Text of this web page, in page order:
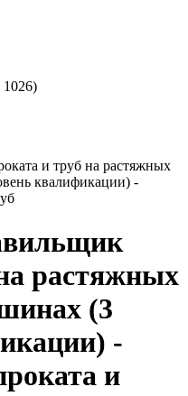
1026)
и труб на растяжных
квалификации) -
растяжных
(3
-
и